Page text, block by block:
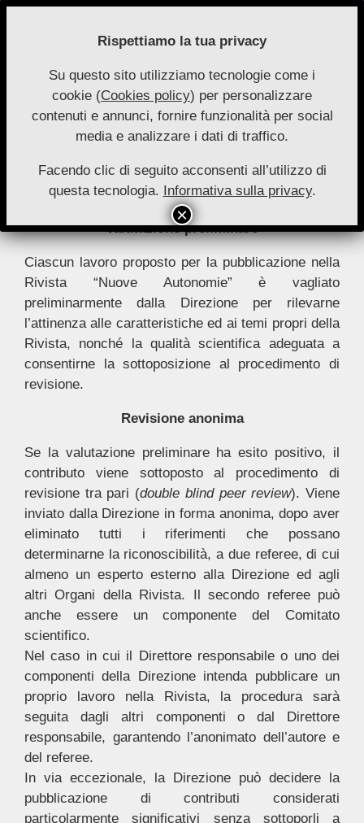
Skip
Nuove
Autonomie
Primary
Navigation
Menu
Valutazione preliminare
Ciascun lavoro proposto per la pubblicazione nella
Rivista “Nuove Autonomie” è vagliato
preliminarmente dalla Direzione per rilevarne
l’attinenza alle caratteristiche ed ai temi propri della
Rivista, nonché la qualità scientifica adeguata a
consentirne la sottoposizione al procedimento di
revisione.
Revisione anonima
Se la valutazione preliminare ha esito positivo, il
contributo viene sottoposto al procedimento di
revisione tra pari (double blind peer review). Viene
inviato dalla Direzione in forma anonima, dopo aver
eliminato tutti i riferimenti che possano
determinarne la riconoscibilità, a due referee, di cui
almeno un esperto esterno alla Direzione ed agli
altri Organi della Rivista. Il secondo referee può
anche essere un componente del Comitato
scientifico.
Nel caso in cui il Direttore responsabile o uno dei
componenti della Direzione intenda pubblicare un
proprio lavoro nella Rivista, la procedura sarà
seguita dagli altri componenti o dal Direttore
responsabile, garantendo l’anonimato dell’autore e
del referee.
In via eccezionale, la Direzione può decidere la
pubblicazione di contributi considerati
particolarmente significativi senza sottoporli a
Rispettiamo la tua privacy
Su questo sito utilizziamo tecnologie come i
cookie (Cookies policy) per personalizzare
contenuti e annunci, fornire funzionalità per social
media e analizzare i dati di traffico.
Facendo clic di seguito acconsenti all’utilizzo di
questa tecnologia. Informativa sulla privacy.